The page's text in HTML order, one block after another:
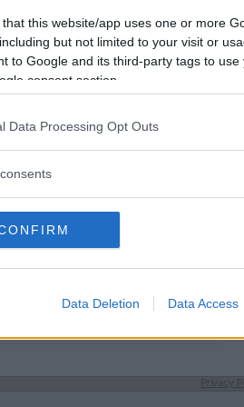
that this website/app uses one or more
but not limited to your visit or
to Google and its third-party tags to
consent section.
Data Processing Opt Outs
Data Deletion Data Access
Avbrutna
1
Oavgjorda
0
på Jag äter
Kött
Strategisk
Alla är lika fina